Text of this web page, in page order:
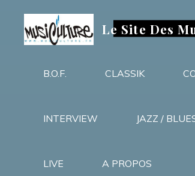
contenu
Le Site Des
B.O.F. CLASSIK
INTERVIEW JAZZ /
LIVE A PROPOS